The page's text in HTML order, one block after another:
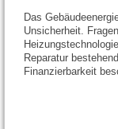
Das
Unsicherheit.
Reparatur
Finanzierbarkeit